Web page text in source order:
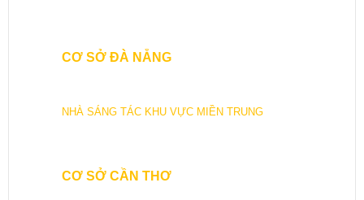
CƠ SỞ ĐÀ NẴNG
NHÀ SÁNG TÁC KHU VỰC MIỀN TRUNG
CƠ SỞ CẦN THƠ